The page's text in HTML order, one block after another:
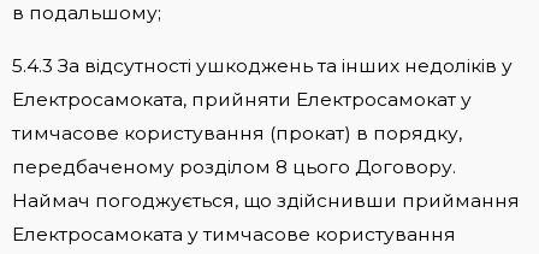
в подальшому;
5.4.3 За відсутності ушкоджень та інших недоліків у
Електросамоката, прийняти Електросамокат у
тимчасове користування (прокат) в порядку,
передбаченому розділом 8 цього Договору.
Наймач погоджується, що здійснивши приймання
Електросамоката у тимчасове користування